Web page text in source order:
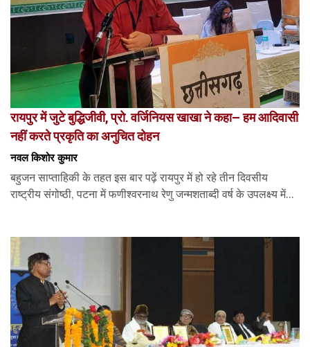
रायपुर में जुटे बुद्धिजीवी, प्रो. वर्जिनियस खाखा ने कहा– हम आदिवासी
नहीं करते प्रकृति का अनुचित दोहन
नवल किशोर कुमार
बहुजन साप्ताहिकी के तहत इस बार पढ़ें रायपुर में हो रहे तीन दिवसीय
राष्ट्रीय संगोष्ठी, पटना में फणीश्वरनाथ रेणु जन्मशताब्दी वर्ष के उपलक्ष्य में...